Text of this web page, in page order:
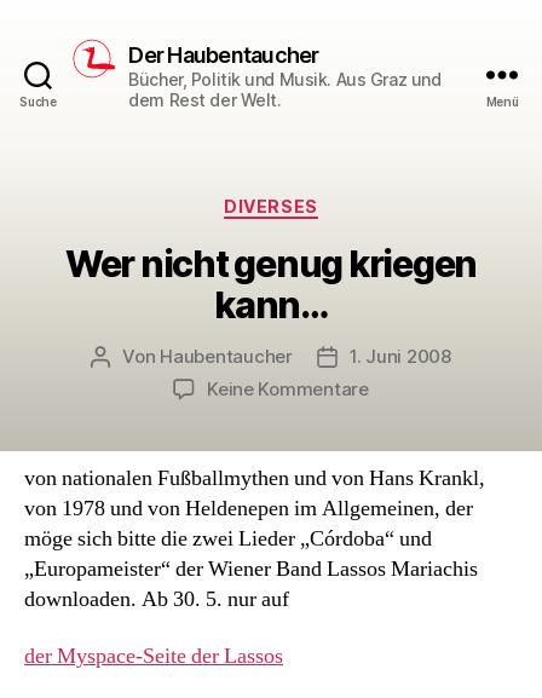
Suche
Der Haubentaucher
Bücher, Politik und Musik. Aus Graz und
dem Rest der Welt.
Menü
Kategorien
DIVERSES
Wer nicht genug kriegen
kann…
Beitragsautor
Von Haubentaucher Veröffentlichungsdatum
1. Juni 2008
Keine Kommentarezu
genug
kann…
von nationalen Fußballmythen und von Hans Krankl,
von 1978 und von Heldenepen im Allgemeinen, der
möge sich bitte die zwei Lieder „Córdoba“ und
„Europameister“ der Wiener Band Lassos Mariachis
downloaden. Ab 30. 5. nur auf
der Myspace-Seite der Lassos